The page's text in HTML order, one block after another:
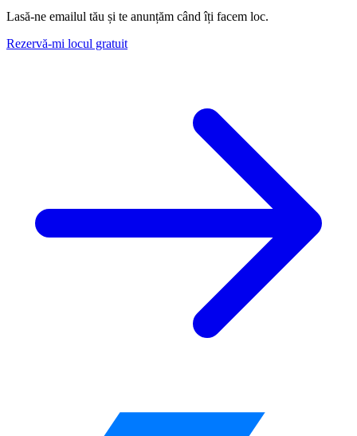
Lasă-ne emailul tău și te anunțăm când îți facem loc.
Rezervă-mi locul gratuit